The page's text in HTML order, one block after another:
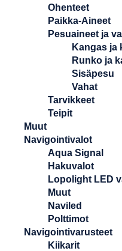
Ohenteet
Paikka-Aineet
Pesuaineet ja
Kangas ja
Runko ja
Sisäpesu
Vahat
Tarvikkeet
Teipit
Muut
Navigointivalot
Aqua Signal
Hakuvalot
Lopolight LED
Muut
Naviled
Polttimot
Navigointivarusteet
Kiikarit